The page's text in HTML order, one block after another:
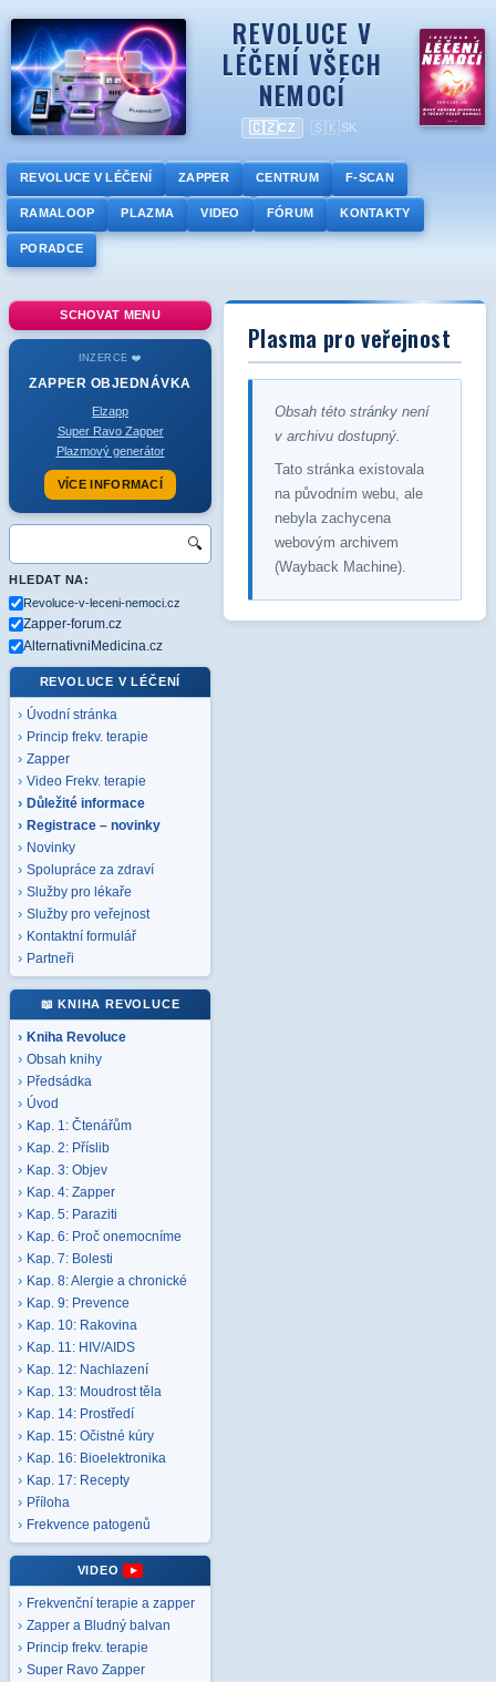
REVOLUCE V
LÉČENÍ VŠECH
NEMOCÍ
🇨🇿CZ 🇸🇰SK
REVOLUCE V LÉČENÍ ZAPPER CENTRUM F-SCAN
RAMALOOP PLAZMA VIDEO FÓRUM KONTAKTY
PORADCE
SCHOVAT MENU
INZERCE ❤️
ZAPPER OBJEDNÁVKA
Elzapp
Super Ravo Zapper
Plazmový generátor
VÍCE INFORMACÍ
🔍
HLEDAT NA:
Revoluce-v-leceni-nemoci.cz
Zapper-forum.cz
AlternativniMedicina.cz
REVOLUCE V LÉČENÍ
Úvodní stránka
Princip frekv. terapie
Zapper
Video Frekv. terapie
Důležité informace
Registrace – novinky
Novinky
Spolupráce za zdraví
Služby pro lékaře
Služby pro veřejnost
Kontaktní formulář
Partneři
📖 KNIHA REVOLUCE
Kniha Revoluce
Obsah knihy
Předsádka
Úvod
Kap. 1: Čtenářům
Kap. 2: Příslib
Kap. 3: Objev
Kap. 4: Zapper
Kap. 5: Paraziti
Kap. 6: Proč onemocníme
Kap. 7: Bolesti
Kap. 8: Alergie a chronické
Kap. 9: Prevence
Kap. 10: Rakovina
Kap. 11: HIV/AIDS
Kap. 12: Nachlazení
Kap. 13: Moudrost těla
Kap. 14: Prostředí
Kap. 15: Očistné kúry
Kap. 16: Bioelektronika
Kap. 17: Recepty
Příloha
Frekvence patogenů
VIDEO
Frekvenční terapie a zapper
Zapper a Bludný balvan
Princip frekv. terapie
Super Ravo Zapper
Plasma pro veřejnost
Obsah této stránky není
v archivu dostupný.
Tato stránka existovala
na původním webu, ale
nebyla zachycena
webovým archivem
(Wayback Machine).